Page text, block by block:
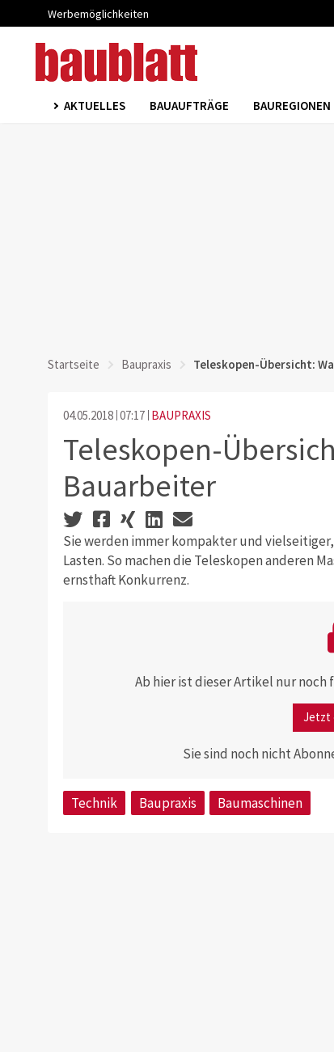
Werbemöglichkeiten
AKTUELLES BAUAUFTRÄGE BAUREGIONEN
Startseite Baupraxis Teleskopen-Übersicht:
04.05.2018 07:17 BAUPRAXIS
Teleskopen-
Bauarbeiter
Sie werden immer kompakter und
Lasten. So machen die Teleskopen anderen
ernsthaft Konkurrenz.
Ab hier ist dieser Artikel nur
Jetzt
Sie sind noch nicht
Technik Baupraxis Baumaschinen